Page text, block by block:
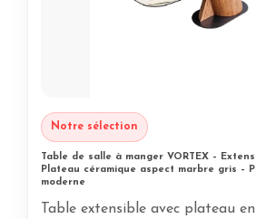
Notre sélection
Table de salle à manger VORTEX –
Plateau céramique aspect marbre gris –
moderne
Table extensible avec plateau